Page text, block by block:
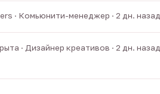
· Комьюнити-менеджер · 2 дн. назад
· Дизайнер креативов · 2 дн. назад